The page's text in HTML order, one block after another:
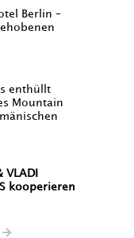
Berlin –
enthüllt
Mountain
VLADI
kooperieren